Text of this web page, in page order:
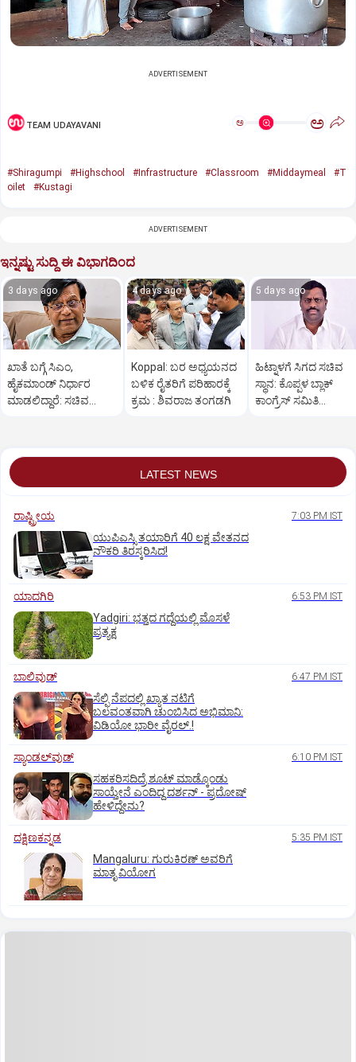
ADVERTISEMENT
TEAM UDAYAVANI ಅ ಅ
#Shiragumpi #Highschool #Infrastructure #Classroom #Middaymeal
#T
oilet
#Kustagi
ADVERTISEMENT
ಇನ್ನಷ್ಟು ಸುದ್ದಿ ಈ ವಿಭಾಗದಿಂದ
3 days ago
ಖಾತೆ ಬಗ್ಗೆ ಸಿಎಂ,
ಹೈಕಮಾಂಡ್ ನಿರ್ಧಾರ
ಮಾಡಲಿದ್ದಾರೆ: ಸಚಿವ
4 days ago
Koppal: ಬರ ಅಧ್ಯಯನದ
ಬಳಿಕ ರೈತರಿಗೆ ಪರಿಹಾರಕ್ಕೆ
ಕ್ರಮ : ಶಿವರಾಜ ತಂಗಡಗಿ
5 days ago
ಹಿಟ್ನಾಳಗೆ ಸಿಗದ ಸಚಿವ
ಸ್ಥಾನ: ಕೊಪ್ಪಳ ಬ್ಲಾಕ್
ಕಾಂಗ್ರೆಸ್ ಸಮಿತಿ
LATEST NEWS
ರಾಷ್ಟ್ರೀಯ 7:03 PM IST
ಯುಪಿಎಸ್ಸಿ ತಯಾರಿಗೆ 40 ಲಕ್ಷ ವೇತನದ
ನೌಕರಿ ತಿರಸ್ಕರಿಸಿದ!
ಯಾದಗಿರಿ 6:53 PM IST
Yadgiri: ಭತ್ತದ ಗದ್ದೆಯಲ್ಲಿ ಮೊಸಳೆ
ಪ್ರತ್ಯಕ್ಷ
ಬಾಲಿವುಡ್‌ 6:47 PM IST
ಸೆಲ್ಫಿ ನೆಪದಲ್ಲಿ ಖ್ಯಾತ ನಟಿಗೆ
ಬಲವಂತವಾಗಿ ಚುಂಬಿಸಿದ ಅಭಿಮಾನಿ:
ವಿಡಿಯೋ ಭಾರೀ ವೈರಲ್.!
ಸ್ಯಾಂಡಲ್‌ವುಡ್‌ 6:10 PM IST
ಸಹಕರಿಸದಿದ್ರೆ ಶೂಟ್‌ ಮಾಡ್ಕೊಂಡು
ಸಾಯ್ತೇನೆ ಎಂದಿದ್ದ ದರ್ಶನ್‌ - ಪ್ರದೋಷ್‌
ಹೇಳಿದ್ದೇನು?
ದಕ್ಷಿಣಕನ್ನಡ 5:35 PM IST
Mangaluru: ಗುರುಕಿರಣ್ ಅವರಿಗೆ
ಮಾತೃ ವಿಯೋಗ